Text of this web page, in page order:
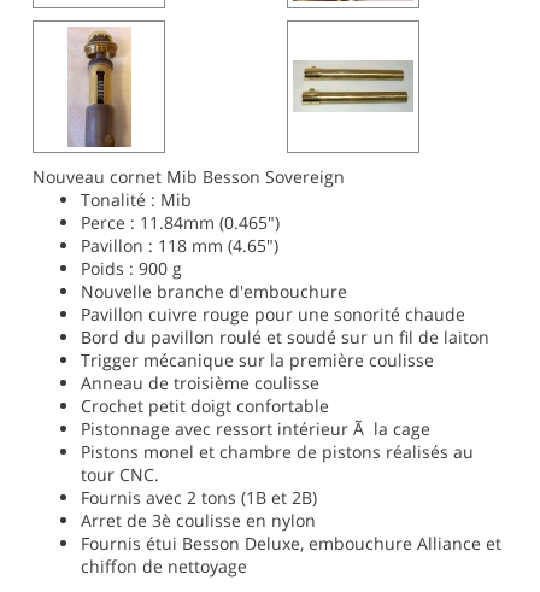
Nouveau cornet Mib Besson Sovereign
Tonalité : Mib
Perce : 11.84mm (0.465")
Pavillon : 118 mm (4.65")
Poids : 900 g
Nouvelle branche d'embouchure
Pavillon cuivre rouge pour une sonorité chaude
Bord du pavillon roulé et soudé sur un fil de laiton
Trigger mécanique sur la première coulisse
Anneau de troisième coulisse
Crochet petit doigt confortable
Pistonnage avec ressort intérieur Ã la cage
Pistons monel et chambre de pistons réalisés au
tour CNC.
Fournis avec 2 tons (1B et 2B)
Arret de 3è coulisse en nylon
Fournis étui Besson Deluxe, embouchure Alliance et
chiffon de nettoyage